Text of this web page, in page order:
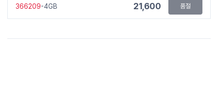
366209-4GB 21,600 품절